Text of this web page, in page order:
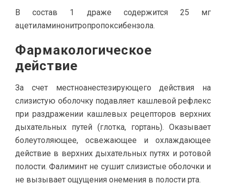
В состав 1 драже содержится 25 мг
ацетиламинонитропропоксибензола.
Фармакологическое
действие
За счет местноанестезирующего действия на
слизистую оболочку подавляет кашлевой рефлекс
при раздражении кашлевых рецепторов верхних
дыхательных путей (глотка, гортань). Оказывает
болеутоляющее, освежающее и охлаждающее
действие в верхних дыхательных путях и ротовой
полости. Фалиминт не сушит слизистые оболочки и
не вызывает ощущения онемения в полости рта.